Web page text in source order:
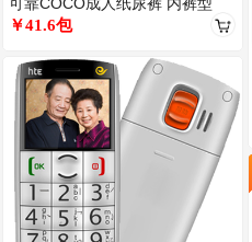
可靠COCO成人纸尿裤 内裤型
￥41.6包